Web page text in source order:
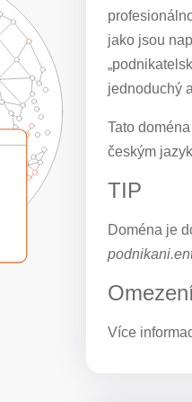
jako jsou
jednoduchý
Tato
českým
TIP
Doména je
Více